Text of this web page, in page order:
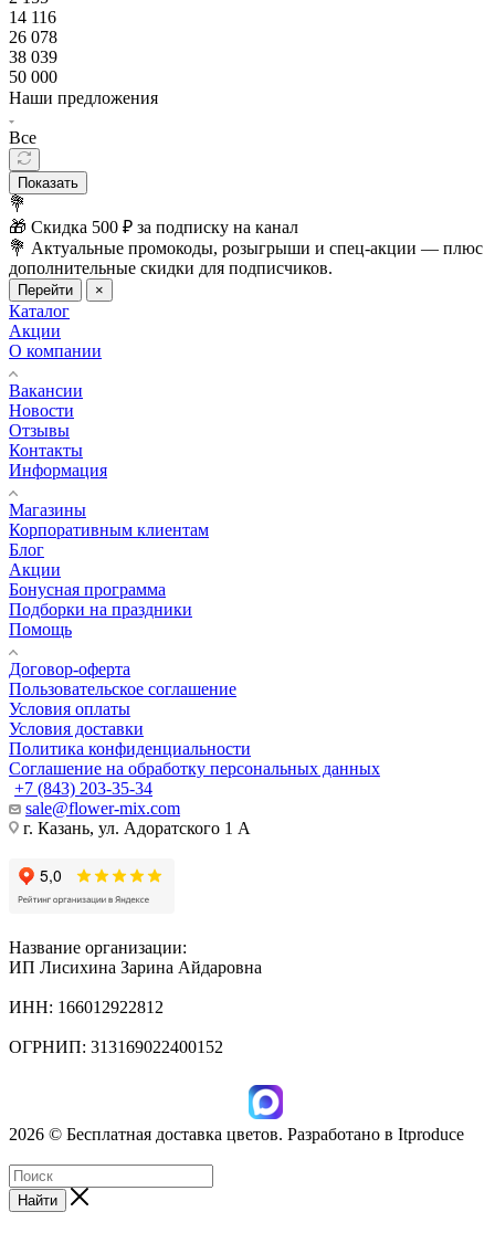
14 116
26 078
38 039
50 000
Наши предложения
Все
Показать
💐
🎁 Скидка 500 ₽ за подписку на канал
💐 Актуальные промокоды, розыгрыши и спец-акции — плюс
дополнительные скидки для подписчиков.
Перейти ×
Каталог
Акции
О компании
Вакансии
Новости
Отзывы
Контакты
Информация
Магазины
Корпоративным клиентам
Блог
Акции
Бонусная программа
Подборки на праздники
Помощь
Договор-оферта
Пользовательское соглашение
Условия оплаты
Условия доставки
Политика конфиденциальности
Соглашение на обработку персональных данных
+7 (843) 203-35-34
sale@flower-mix.com
г. Казань, ул. Адоратского 1 А
Название организации:
ИП Лисихина Зарина Айдаровна
ИНН: 166012922812
ОГРНИП: 313169022400152
2026 © Бесплатная доставка цветов. Разработано в Itproduce
Найти